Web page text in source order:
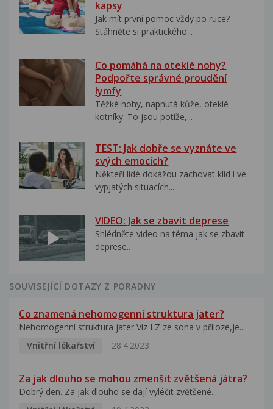
kapsy
Jak mít první pomoc vždy po ruce?
Stáhněte si praktického...
Co pomáhá na oteklé nohy?
Podpořte správné proudění
lymfy
Těžké nohy, napnutá kůže, oteklé
kotníky. To jsou potíže,...
TEST: Jak dobře se vyznáte ve
svých emocích?
Někteří lidé dokážou zachovat klid i ve
vypjatých situacích....
VIDEO: Jak se zbavit deprese
Shlédněte video na téma jak se zbavit
deprese..
SOUVISEJÍCÍ DOTAZY Z PORADNY
Co znamená nehomogenní struktura jater?
Nehomogenní struktura jater Viz LZ ze sona v příloze,je...
Vnitřní lékařství
28.4.2023
Za jak dlouho se mohou zmenšit zvětšená játra?
Dobrý den. Za jak dlouho se dají vyléčit zvětšené...